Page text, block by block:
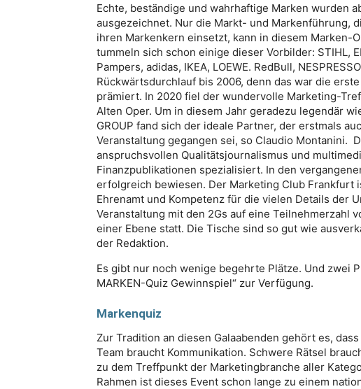
Echte, beständige und wahrhaftige Marken wurden
ausgezeichnet. Nur die Markt- und Markenführung,
ihren Markenkern einsetzt, kann in diesem Marken-
tummeln sich schon einige dieser Vorbilder: STIHL,
Pampers, adidas, IKEA, LOEWE. RedBull,
Rückwärtsdurchlauf bis 2006, denn das war die
prämiert. In 2020 fiel der wundervolle Marketing-
Alten Oper. Um in diesem Jahr geradezu legendär
GROUP fand sich der ideale Partner, der erstmals
Veranstaltung gegangen sei, so Claudio Montanini.
anspruchsvollen Qualitätsjournalismus und
Finanzpublikationen spezialisiert. In den
erfolgreich bewiesen. Der Marketing Club Frankfurt
Ehrenamt und Kompetenz für die vielen Details der
Veranstaltung mit den 2Gs auf eine Teilnehmerzahl
einer Ebene statt. Die Tische sind so gut wie
der Redaktion.
Es gibt nur noch wenige begehrte Plätze. Und zwei
MARKEN-Quiz Gewinnspiel“ zur Verfügung.
Markenquiz
Zur Tradition an diesen Galaabenden gehört es,
Team braucht Kommunikation. Schwere Rätsel
zu dem Treffpunkt der Marketingbranche aller
Rahmen ist dieses Event schon lange zu einem